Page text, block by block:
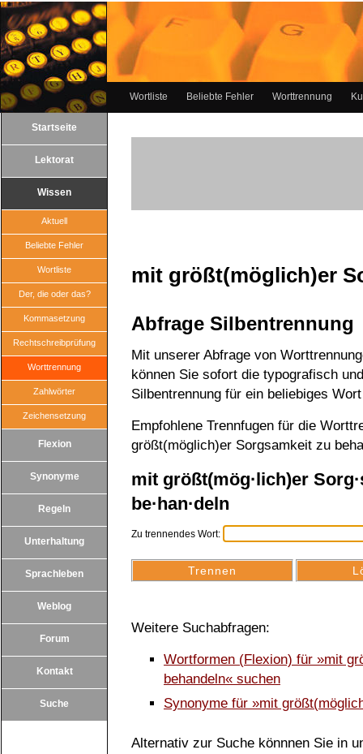
Wortliste Beliebte Fehler Worttrennung
Startseite
Lektorat
Wissen
Aktuell
Beliebte Fehler
Wortliste
Der, die oder das?
Kommasetzung
Rechtschreibprüfung
Worttrennung
Zahlwörter
Zeichensetzung
Flexion
Synonyme
Regeln
Unterhaltung
Sprachleben
Weblog
Forum
Kontakt
Suche
mit größt(möglich)er
Abfrage Silbentrennung
Mit unserer Abfrage von
können Sie sofort die typografisch
Silbentrennung für ein beliebiges
Empfohlene Trennfugen für die
größt(möglich)er Sorgsamkeit zu
mit größt(mög·lich)er
be·han·deln
Zu trennendes Wort:
Weitere Suchabfragen:
Wortformen (Flexion) für »mit
behandeln« suchen
Synonyme für »mit
Alternativ zur Suche könnnen Sie in